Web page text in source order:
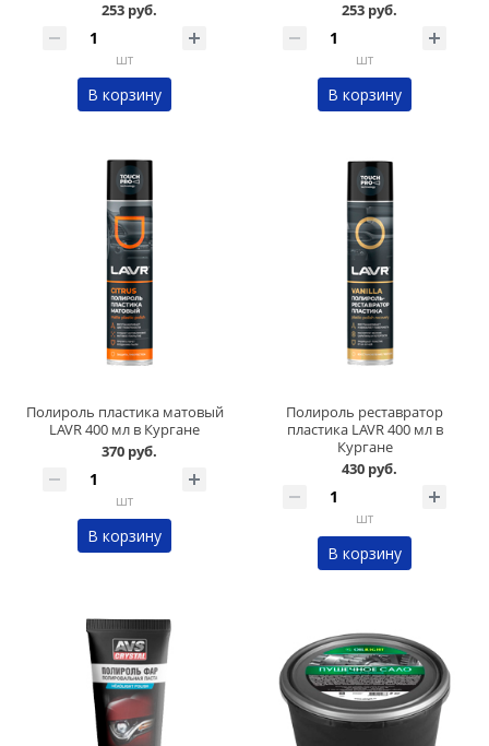
253 руб.
шт
В корзину
253 руб.
шт
В корзину
Полироль пластика матовый
LAVR 400 мл в Кургане
370 руб.
шт
В корзину
Полироль реставратор
пластика LAVR 400 мл в
Кургане
430 руб.
шт
В корзину